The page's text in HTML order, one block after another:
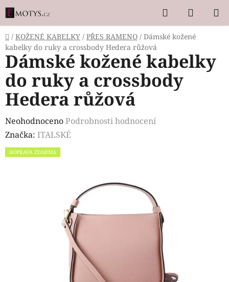
Přejít
na
obsah
Hledat
KOŠÍK
Domů
/ KOŽENÉ KABELKY / PŘES RAMENO / Dámské kožené
kabelky do ruky a crossbody Hedera růžová
Dámské kožené kabelky
do ruky a crossbody
Hedera růžová
Průměrné
hodnocení
produktu
NeohodnocenoPodrobnosti hodnocení
Značka: ITALSKÉ
DOPRAVA ZDARMA